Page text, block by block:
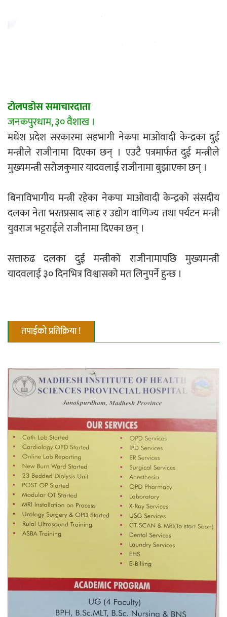
परियोजना सकिनै लाग्दा खुल्यो वन उद्यमीले
सहुलियत ऋण लिने बाटो
नदी अधिकारका ती कानुनी पाटा, जसले
बनाउँछ नदीलाई संरक्षण हकदार
प्रतिस्पर्धाबिनाको नियुक्ति बदरबारे अन्तरिम
भवन बनाउन उपकुलपतिद्वारा आनाकानी
टोलपडोस समाचारदाता
जनकपुरधाम, ३० वैशाख ।
मधेश प्रदेश सरकारमा सहभागी नेकपा माओवादी केन्द्रका दुई
मन्त्रीले राजीनामा दिएका छन् । एउटै पत्रमार्फत दुई मन्त्रीले
मुख्यमन्त्री सरोजकुमार यादवलाई राजीनामा बुझाएका छन् ।
बिनाविभागीय मन्त्री रहेका नेकपा माओवादी केन्द्रको संसदीय
दलका नेता भरतप्रसाद साह र उद्योग वाणिज्य तथा पर्यटन मन्त्री
युवराज भट्टराईले राजीनामा दिएका छन् ।
सत्तारुढ दलका दुई मन्त्रीको राजीनामापछि मुख्यमन्त्री
यादवलाई ३० दिनभित्र विश्वासको मत लिनुपर्ने हुन्छ ।
तपाईको प्रतिक्रिया !